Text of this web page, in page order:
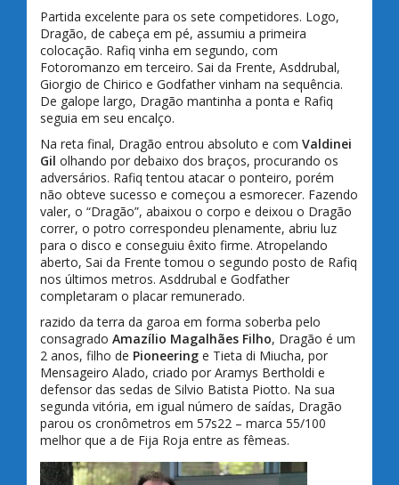
Partida excelente para os sete competidores. Logo,
Dragão, de cabeça em pé, assumiu a primeira
colocação. Rafiq vinha em segundo, com
Fotoromanzo em terceiro. Sai da Frente, Asddrubal,
Giorgio de Chirico e Godfather vinham na sequência.
De galope largo, Dragão mantinha a ponta e Rafiq
seguia em seu encalço.
Na reta final, Dragão entrou absoluto e com Valdinei
Gil olhando por debaixo dos braços, procurando os
adversários. Rafiq tentou atacar o ponteiro, porém
não obteve sucesso e começou a esmorecer. Fazendo
valer, o “Dragão”, abaixou o corpo e deixou o Dragão
correr, o potro correspondeu plenamente, abriu luz
para o disco e conseguiu êxito firme. Atropelando
aberto, Sai da Frente tomou o segundo posto de Rafiq
nos últimos metros. Asddrubal e Godfather
completaram o placar remunerado.
razido da terra da garoa em forma soberba pelo
consagrado Amazílio Magalhães Filho, Dragão é um
2 anos, filho de Pioneering e Tieta di Miucha, por
Mensageiro Alado, criado por Aramys Bertholdi e
defensor das sedas de Silvio Batista Piotto. Na sua
segunda vitória, em igual número de saídas, Dragão
parou os cronômetros em 57s22 – marca 55/100
melhor que a de Fija Roja entre as fêmeas.